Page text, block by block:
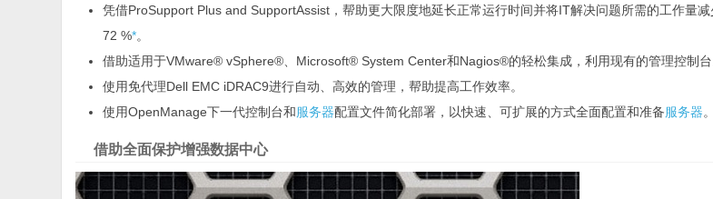
凭借ProSupport Plus and SupportAssist，帮助更大限度地延长正常运行时间并将IT解决问题所需的工作量减
72 %*。
借助适用于VMware® vSphere®、Microsoft® System Center和Nagios®的轻松集成，利用现有的管理控制台
使用免代理Dell EMC iDRAC9进行自动、高效的管理，帮助提高工作效率。
使用OpenManage下一代控制台和服务器配置文件简化部署，以快速、可扩展的方式全面配置和准备服务器。
借助全面保护增强数据中心